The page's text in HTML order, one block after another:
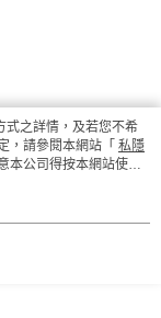
式之詳情，及若您不希
，請參閱本網站「 私隱
本公司得按本網站使用